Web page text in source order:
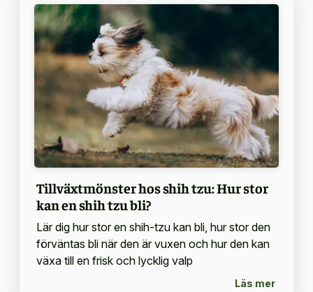
Tillväxtmönster hos shih tzu: Hur stor
kan en shih tzu bli?
Lär dig hur stor en shih-tzu kan bli, hur stor den
förväntas bli när den är vuxen och hur den kan
växa till en frisk och lycklig valp
Läs mer